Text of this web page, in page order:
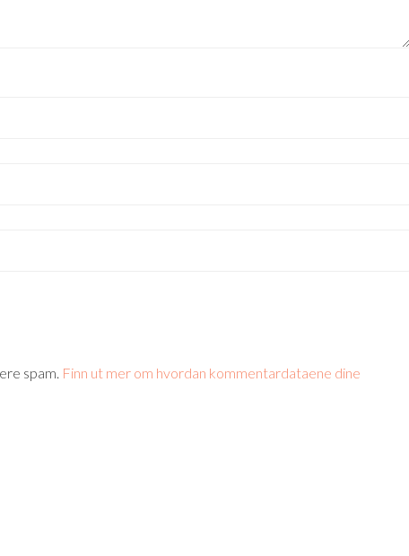
spam. Finn ut mer om hvordan kommentardataene dine